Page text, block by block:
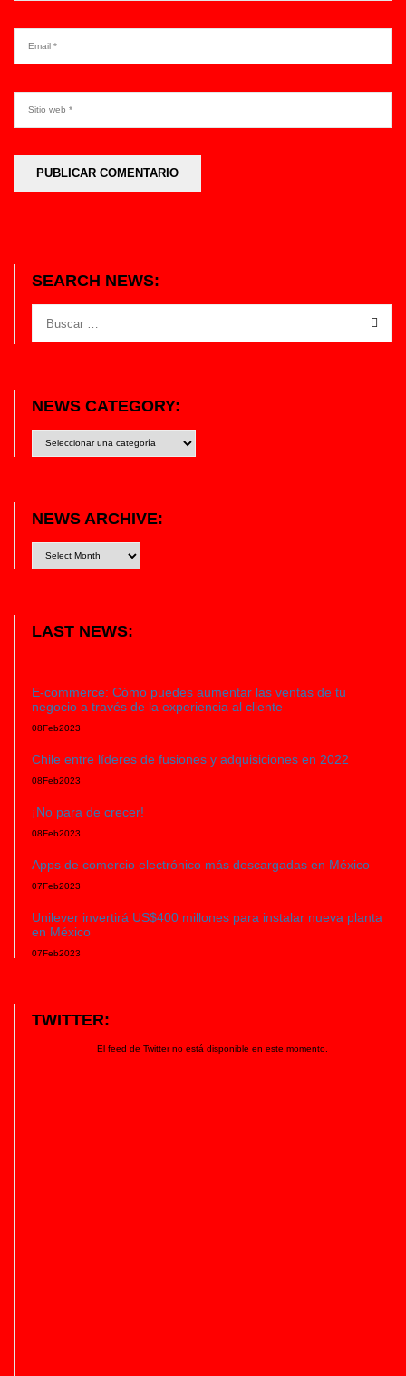
SEARCH NEWS:
NEWS CATEGORY:
category:
NEWS ARCHIVE:
LAST NEWS:
E-commerce: Cómo puedes aumentar las ventas de tu
negocio a través de la experiencia al cliente
08Feb2023
Chile entre líderes de fusiones y adquisiciones en 2022
08Feb2023
¡No para de crecer!
08Feb2023
Apps de comercio electrónico más descargadas en México
07Feb2023
Unilever invertirá US$400 millones para instalar nueva planta
en México
07Feb2023
TWITTER:
El feed de Twitter no está disponible en este momento.